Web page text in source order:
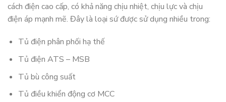
cách điện cao cấp, có khả năng chịu nhiệt, chịu lực và chịu
điện áp mạnh mẽ. Đây là loại sứ được sử dụng nhiều trong:
Tủ điện phân phối hạ thế
Tủ điện ATS – MSB
Tủ bù công suất
Tủ điều khiển động cơ MCC